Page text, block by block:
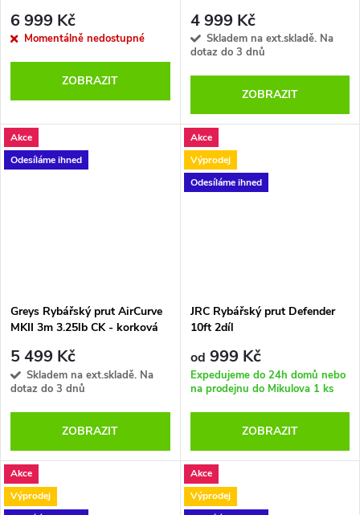
6 999 Kč
Momentálně nedostupné
ZOBRAZIT
4 999 Kč
Skladem na ext.skladě. Na
dotaz do 3 dnů
ZOBRAZIT
Akce
Odesíláme ihned
Greys Rybářský prut AirCurve
MKII 3m 3.25lb CK - korková
5 499 Kč
Skladem na ext.skladě. Na
dotaz do 3 dnů
ZOBRAZIT
Akce
Výprodej
Odesíláme ihned
JRC Rybářský prut Defender
10ft 2díl
od 999 Kč
Expedujeme do 24h domů nebo
na prodejnu do Mikulova 1 ks
ZOBRAZIT
Akce
Výprodej
Akce
Výprodej